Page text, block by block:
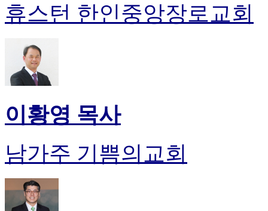
휴스턴 한인중앙장로교회
이황영 목사
남가주 기쁨의교회